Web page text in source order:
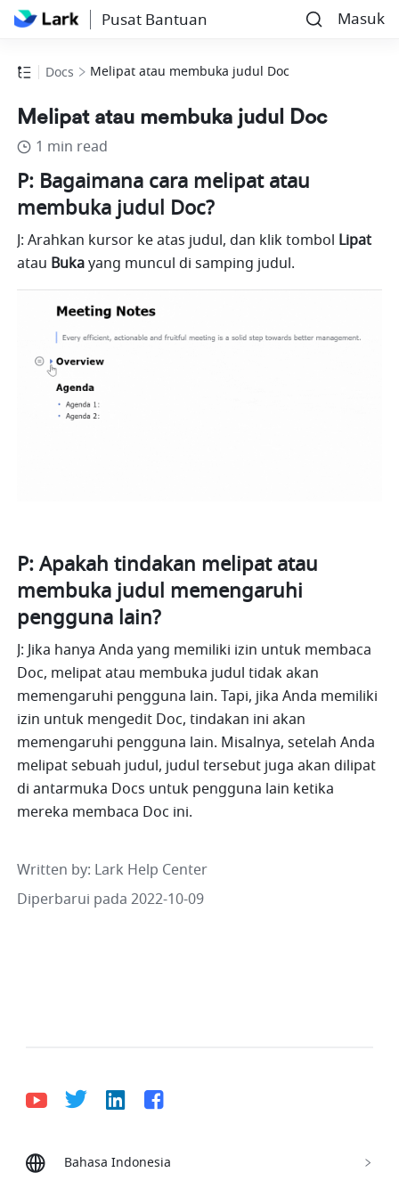
Pusat Bantuan Masuk
Docs Melipat atau membuka judul Doc
Melipat atau membuka judul Doc
1 min read
P: Bagaimana cara melipat atau
membuka judul Doc?
J: Arahkan kursor ke atas judul, dan klik tombol Lipat
atau Buka yang muncul di samping judul.
P: Apakah tindakan melipat atau
membuka judul memengaruhi
pengguna lain?
J: Jika hanya Anda yang memiliki izin untuk membaca
Doc, melipat atau membuka judul tidak akan
memengaruhi pengguna lain. Tapi, jika Anda memiliki
izin untuk mengedit Doc, tindakan ini akan
memengaruhi pengguna lain. Misalnya, setelah Anda
melipat sebuah judul, judul tersebut juga akan dilipat
di antarmuka Docs untuk pengguna lain ketika
mereka membaca Doc ini.
Written by: Lark Help Center
Diperbarui pada 2022-10-09
Bahasa Indonesia